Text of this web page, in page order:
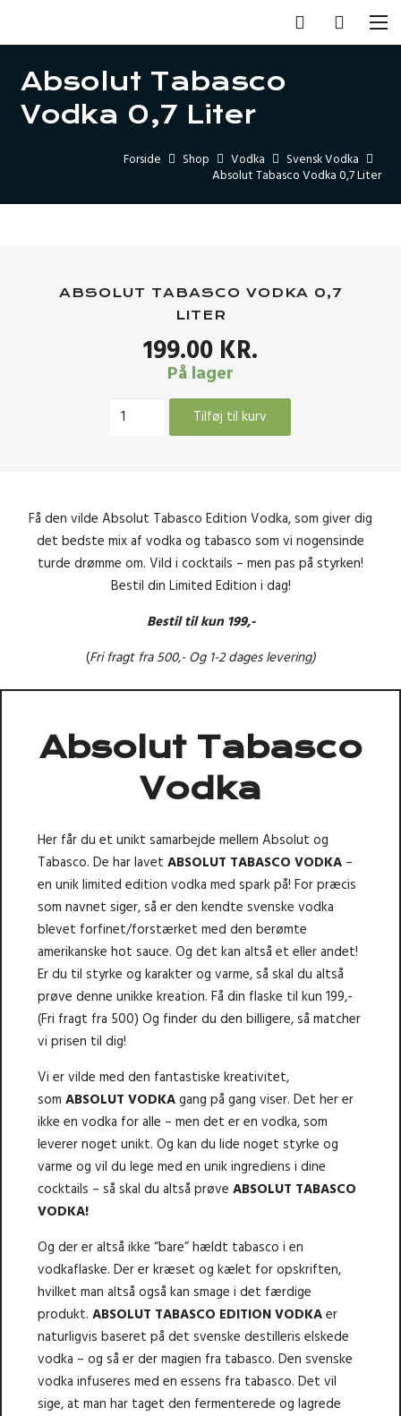
Absolut Tabasco
Vodka 0,7 Liter
Forside Shop Vodka
Svensk Vodka
Absolut Tabasco Vodka 0,7 Liter
ABSOLUT TABASCO VODKA 0,7
LITER
199.00 KR.
På lager
Absolut
Tabasco
antal
Tilføj til kurv
Få den vilde Absolut Tabasco Edition Vodka, som giver dig
det bedste mix af vodka og tabasco som vi nogensinde
turde drømme om. Vild i cocktails – men pas på styrken!
Bestil din Limited Edition i dag!
Bestil til kun 199,-
(Fri fragt fra 500,- Og 1-2 dages levering)
Absolut Tabasco
Vodka
Her får du et unikt samarbejde mellem Absolut og
Tabasco. De har lavet ABSOLUT TABASCO VODKA –
en unik limited edition vodka med spark på! For præcis
som navnet siger, så er den kendte svenske vodka
blevet forfinet/forstærket med den berømte
amerikanske hot sauce. Og det kan altså et eller andet!
Er du til styrke og karakter og varme, så skal du altså
prøve denne unikke kreation. Få din flaske til kun 199,-
(Fri fragt fra 500) Og finder du den billigere, så matcher
vi prisen til dig!
Vi er vilde med den fantastiske kreativitet,
som ABSOLUT VODKAgang på gang viser. Det her er
ikke en vodka for alle – men det er en vodka, som
leverer noget unikt. Og kan du lide noget styrke og
varme og vil du lege med en unik ingrediens i dine
cocktails – så skal du altså prøve ABSOLUT TABASCO
VODKA!
Og der er altså ikke “bare” hældt tabasco i en
vodkaflaske. Der er kræset og kælet for opskriften,
hvilket man altså også kan smage i det færdige
produkt. ABSOLUT TABASCO EDITION VODKAer
naturligvis baseret på det svenske destilleris elskede
vodka – og så er der magien fra tabasco. Den svenske
vodka infuseres med en essens fra tabasco. Det vil
sige, at man har taget den fermenterede og lagrede